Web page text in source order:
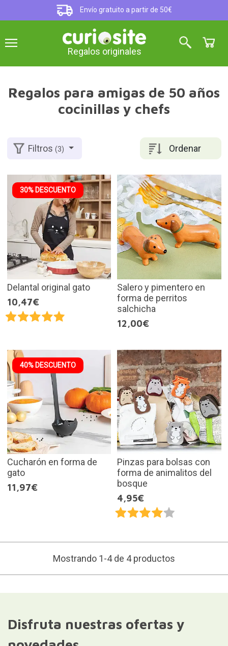
Envío gratuito a partir de 50€
Regalos originales
Regalos para amigas de 50 años
cocinillas y chefs
Ordenar
Filtros(3)
30% DESCUENTO
Delantal original gato
10,47€
Salero y pimentero en
forma de perritos
salchicha
12,00€
40% DESCUENTO
Cucharón en forma de
gato
11,97€
Pinzas para bolsas con
forma de animalitos del
bosque
4,95€
Mostrando 1-4 de 4 productos
Disfruta nuestras ofertas y